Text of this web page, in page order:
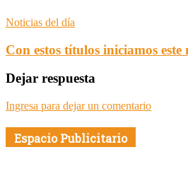
Noticias del día
Con estos títulos iniciamos este
Dejar respuesta
Ingresa para dejar un comentario
Espacio Publicitario